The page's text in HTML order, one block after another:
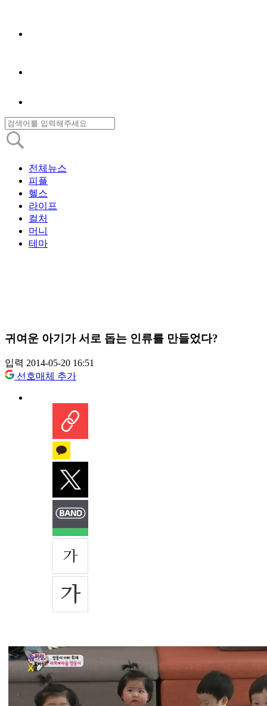
전체뉴스
피플
헬스
라이프
컬처
머니
테마
귀여운 아기가 서로 돕는 인류를 만들었다?
입력 2014-05-20 16:51
선호매체 추가